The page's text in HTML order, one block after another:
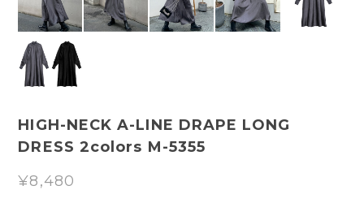
HIGH-NECK A-LINE DRAPE LONG
DRESS 2colors M-5355
¥8,480